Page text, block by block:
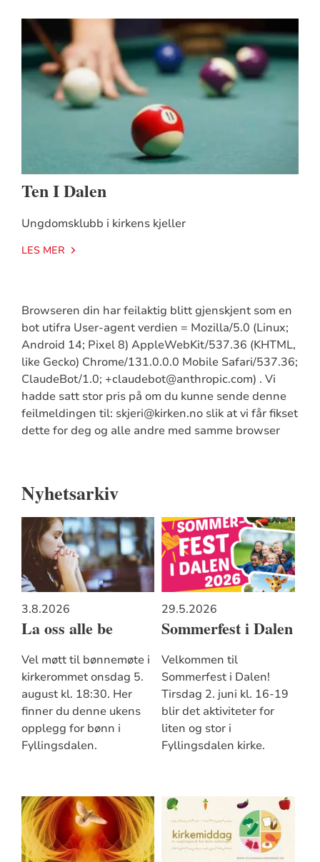
Ten I Dalen
Ungdomsklubb i kirkens kjeller
LES MER
Browseren din har feilaktig blitt gjenskjent som en
bot utifra User-agent verdien = Mozilla/5.0 (Linux;
Android 14; Pixel 8) AppleWebKit/537.36 (KHTML,
like Gecko) Chrome/131.0.0.0 Mobile Safari/537.36;
ClaudeBot/1.0; +claudebot@anthropic.com) . Vi
hadde satt stor pris på om du kunne sende denne
feilmeldingen til: skjeri@kirken.no slik at vi får fikset
dette for deg og alle andre med samme browser
Nyhetsarkiv
3.8.2026
La oss alle be
Vel møtt til bønnemøte i
kirkerommet onsdag 5.
august kl. 18:30. Her
finner du denne ukens
opplegg for bønn i
Fyllingsdalen.
29.5.2026
Sommerfest i Dalen
Velkommen til
Sommerfest i Dalen!
Tirsdag 2. juni kl. 16-19
blir det aktiviteter for
liten og stor i
Fyllingsdalen kirke.